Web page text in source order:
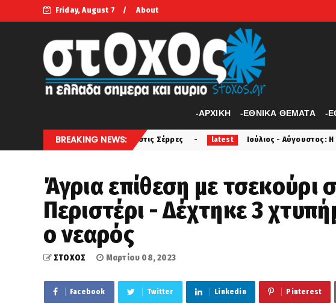
Friday, August 7 About
-APXIKH -ΕΘΝΙΚΑ ΘΕΜΑΤΑ -
BREAKING NEWS:
με ΙΧ στις Σέρρες latest Ιούλιος - Αύγουστος: Η εποχή των
Άγρια επίθεση με τσεκούρι
Περιστέρι - Δέχτηκε 3
ο νεαρός
ΣΤΟΧΟΣ Μαρτίου 08, 2023
Facebook Twitter Linkedin Pinterest